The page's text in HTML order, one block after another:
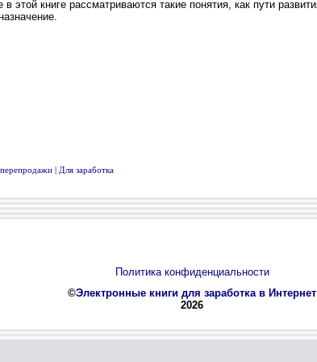
Для заработка
Политика конфиденциальности
©Электронные книги для заработка в Интернет
2026